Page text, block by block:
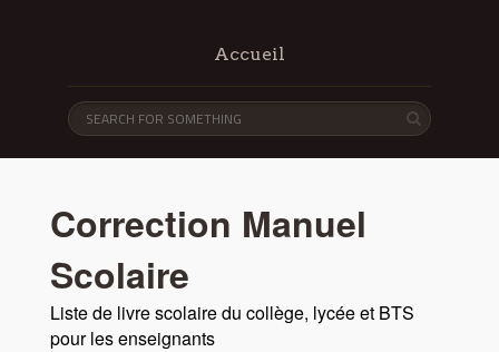
Accueil
Correction Manuel
Scolaire
Liste de livre scolaire du collège, lycée et BTS
pour les enseignants